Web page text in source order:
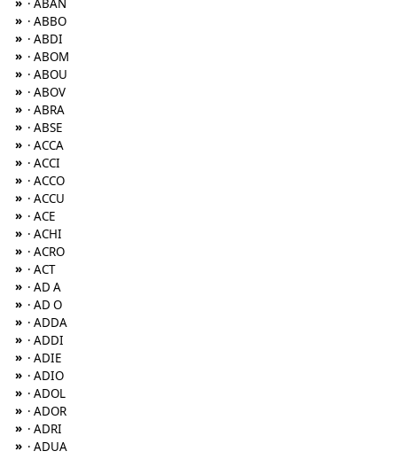
· ABAN
» · ABBO
» · ABDI
» · ABOM
» · ABOU
» · ABOV
» · ABRA
» · ABSE
» · ACCA
» · ACCI
» · ACCO
» · ACCU
» · ACE
» · ACHI
» · ACRO
» · ACT
» · AD A
» · AD O
» · ADDA
» · ADDI
» · ADIE
» · ADIO
» · ADOL
» · ADOR
» · ADRI
» · ADUA